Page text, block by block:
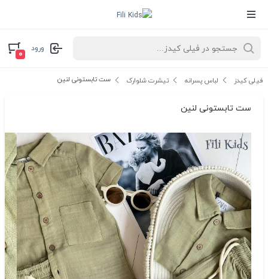
ورود
۰
فیلی کیدز لباس پسرانه تیشرت شلوارک ست تابستونی لنین
ست تابستونی لنین